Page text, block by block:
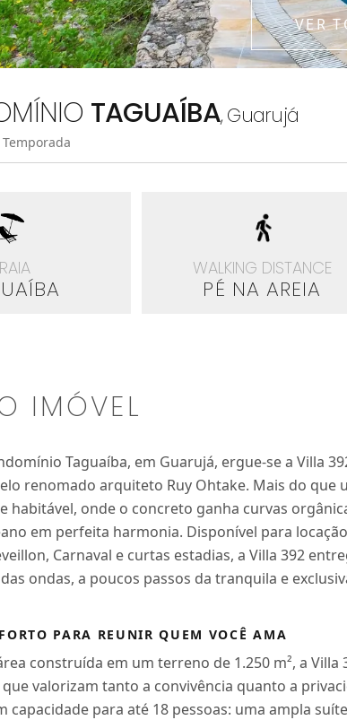
VER
TAGUAÍBA,Guarujá
WALKING DISTANCE
PÉ NA AREIA
IMÓVEL
Taguaíba, em Guarujá, ergue-se a Villa
renomado arquiteto Ruy Ohtake. Mais do que
habitável, onde o concreto ganha curvas
em perfeita harmonia. Disponível para
Carnaval e curtas estadias, a Villa 392
ondas, a poucos passos da tranquila e
PARA REUNIR QUEM VOCÊ AMA
construída em um terreno de 1.250 m², a Villa
valorizam tanto a convivência quanto a
capacidade para até 18 pessoas: uma ampla